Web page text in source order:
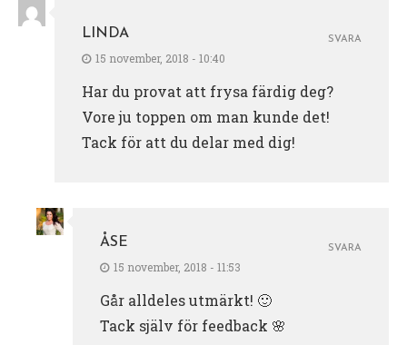
LINDA
15 november, 2018 - 10:40
Har du provat att frysa färdig deg?
Vore ju toppen om man kunde det!
Tack för att du delar med dig!
SVARA
ÅSE
15 november, 2018 - 11:53
Går alldeles utmärkt! 🙂
Tack själv för feedback 🌸
SVARA